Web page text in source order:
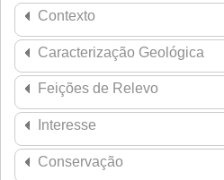
Contexto
Caracterização Geológica
Feições de Relevo
Interesse
Conservação